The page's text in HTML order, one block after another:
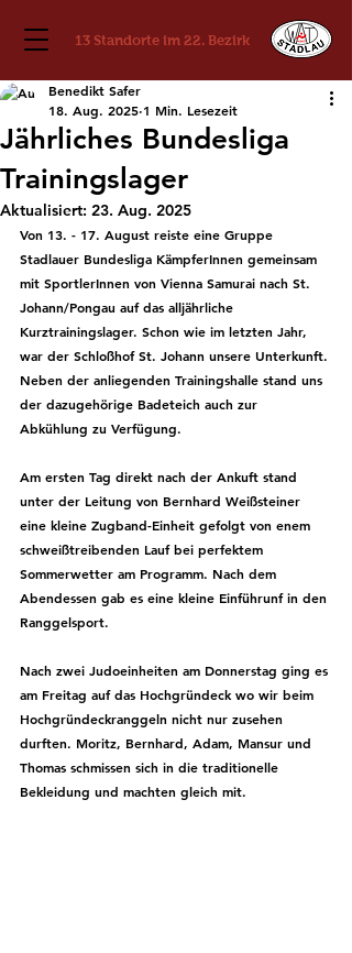
13 Standorte im 22. Bezirk
Jährliches Bundesliga
Trainingslager
Benedikt Safer
18. Aug. 2025 1 Min. Lesezeit
Aktualisiert: 23. Aug. 2025
Von 13. - 17. August reiste eine Gruppe
Stadlauer Bundesliga KämpferInnen gemeinsam
mit SportlerInnen von Vienna Samurai nach St.
Johann/Pongau auf das alljährliche
Kurztrainingslager. Schon wie im letzten Jahr,
war der Schloßhof St. Johann unsere Unterkunft.
Neben der anliegenden Trainingshalle stand uns
der dazugehörige Badeteich auch zur
Abkühlung zu Verfügung.
Am ersten Tag direkt nach der Ankuft stand
unter der Leitung von Bernhard Weißsteiner
eine kleine Zugband-Einheit gefolgt von enem
schweißtreibenden Lauf bei perfektem
Sommerwetter am Programm. Nach dem
Abendessen gab es eine kleine Einführunf in den
Ranggelsport.
Nach zwei Judoeinheiten am Donnerstag ging es
am Freitag auf das Hochgründeck wo wir beim
Hochgründeckranggeln nicht nur zusehen
durften. Moritz, Bernhard, Adam, Mansur und
Thomas schmissen sich in die traditionelle
Bekleidung und machten gleich mit.